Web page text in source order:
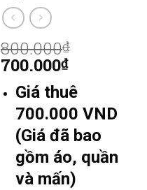
800.000₫
700.000₫
Giá thuê
700.000 VND
(Giá đã bao
gồm áo, quần
và mấn)